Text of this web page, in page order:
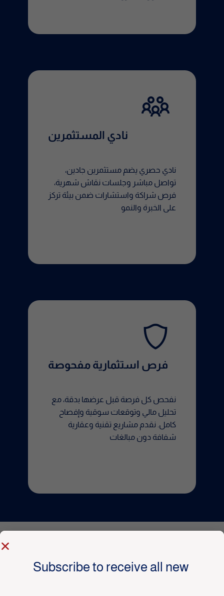
نادي المستثمرين
نادي حصري يضم مستثمرين جادين،
تواصل مباشر وجلسات نقاش شهرية،
فرص شراكة واستشارات ضمن بيئة تركز
على الخبرة والنمو
فرص استثمارية مفحوصة
نفحص كل فرصة قبل عرضها بدقة، مع
تحليل مالي وتوقعات سوقية وإفصاح
كامل. نقدم مشاريع تقنية وعقارية
شفافة دون مبالغات
Subscribe to receive all new